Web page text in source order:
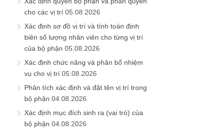
cho các vị trí 05.08.2026
Xác định sơ đồ vị trí và tính toán định
biên số lượng nhân viên cho từng vị trí
của bộ phận 05.08.2026
Xác định chức năng và phân bổ nhiệm
vụ cho vị trí 05.08.2026
Phân tích xác định và đặt tên vị trí trong
bộ phận 04.08.2026
Xác định mục đích sinh ra (vai trò) của
bộ phận 04.08.2026